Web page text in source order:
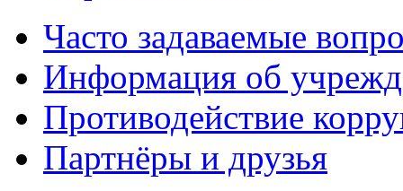
Часто задаваемые
Информация об
Противодействие
Партнёры и друзья